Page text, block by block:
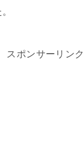
スポンサーリンク